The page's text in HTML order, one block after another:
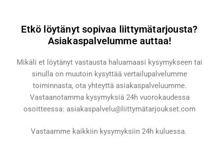
Etkö löytänyt sopivaa liittymätarjousta?
Asiakaspalvelumme auttaa!
Mikäli et löytänyt vastausta haluamaasi kysymykseen tai
sinulla on muutoin kysyttää vertailupalvelumme
toiminnasta, ota yhteyttä asiakaspalveluumme.
Vastaanotamma kysymyksiä 24h vuorokaudessa
osoitteessa: asiakaspalvelu@liittymätarjoukset.com
Vastaamme kaikkiin kysymyksiin 24h kuluessa.